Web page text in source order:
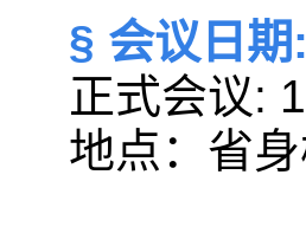
§ 会议日
正式会议:
地点：省